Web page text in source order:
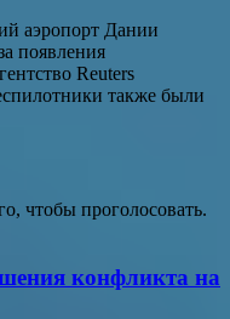
аэропорт Дании
появления
Reuters
также были
чтобы проголосовать.
конфликта на